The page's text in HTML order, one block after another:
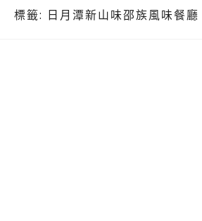
標籤: 日月潭新山味邵族風味餐廳